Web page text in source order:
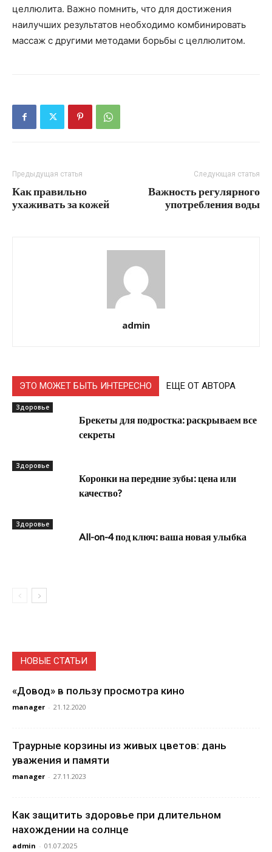
целлюлита. Важно помнить, что для достижения
наилучших результатов необходимо комбинировать
массаж с другими методами борьбы с целлюлитом.
Предыдущая статья
Как правильно
ухаживать за кожей
Следующая статья
Важность регулярного
употребления воды
admin
ЭТО МОЖЕТ БЫТЬ ИНТЕРЕСНО ЕЩЕ ОТ АВТОРА
Здоровье
Брекеты для подростка: раскрываем все
секреты
Здоровье
Коронки на передние зубы: цена или
качество?
Здоровье
All-on-4 под ключ: ваша новая улыбка
НОВЫЕ СТАТЬИ
«Довод» в пользу просмотра кино
manager - 21.12.2020
Траурные корзины из живых цветов: дань
уважения и памяти
manager - 27.11.2023
Как защитить здоровье при длительном
нахождении на солнце
admin - 01.07.2025